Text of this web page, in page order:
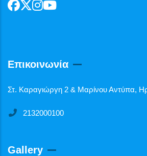
Επικοινωνία
Στ. Καραγιώργη 2 & Μαρίνου Αντύπα,
2132000100
Gallery